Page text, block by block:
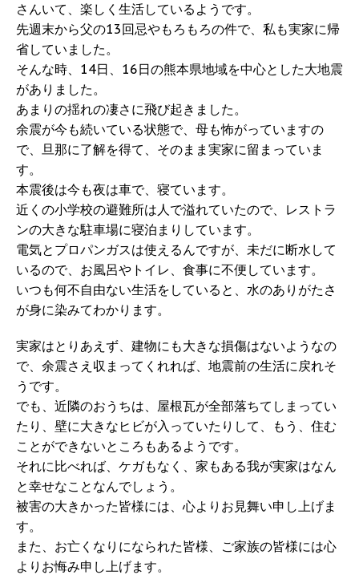
さんいて、楽しく生活しているようです。
先週末から父の13回忌やもろもろの件で、私も実家に帰
省していました。
そんな時、14日、16日の熊本県地域を中心とした大地震
がありました。
あまりの揺れの凄さに飛び起きました。
余震が今も続いている状態で、母も怖がっていますの
で、旦那に了解を得て、そのまま実家に留まっていま
す。
本震後は今も夜は車で、寝ています。
近くの小学校の避難所は人で溢れていたので、レストラ
ンの大きな駐車場に寝泊まりしています。
電気とプロパンガスは使えるんですが、未だに断水して
いるので、お風呂やトイレ、食事に不便しています。
いつも何不自由ない生活をしていると、水のありがたさ
が身に染みてわかります。
実家はとりあえず、建物にも大きな損傷はないようなの
で、余震さえ収まってくれれば、地震前の生活に戻れそ
うです。
でも、近隣のおうちは、屋根瓦が全部落ちてしまってい
たり、壁に大きなヒビが入っていたりして、もう、住む
ことができないところもあるようです。
それに比べれば、ケガもなく、家もある我が実家はなん
と幸せなことなんでしょう。
被害の大きかった皆様には、心よりお見舞い申し上げま
す。
また、お亡くなりになられた皆様、ご家族の皆様には心
よりお悔み申し上げます。